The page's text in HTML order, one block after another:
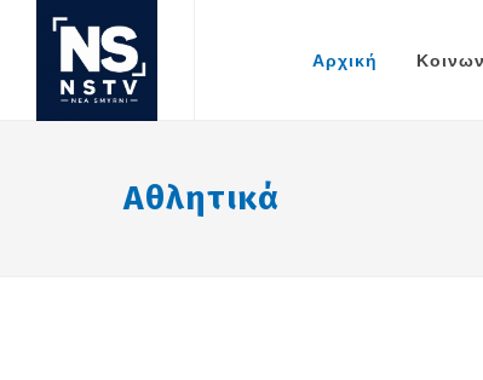
Αρχική
Αθλητικά